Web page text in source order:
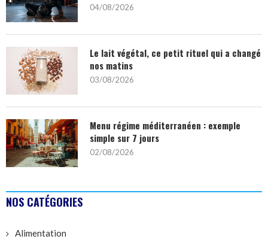
04/08/2026
Le lait végétal, ce petit rituel qui a changé
nos matins
03/08/2026
Menu régime méditerranéen : exemple
simple sur 7 jours
02/08/2026
NOS CATÉGORIES
Alimentation